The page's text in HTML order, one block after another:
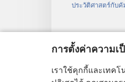
การตั้งค่าความเ
เราใช้คุกกี้และเทค
ประวัติศาสตร์กับคั